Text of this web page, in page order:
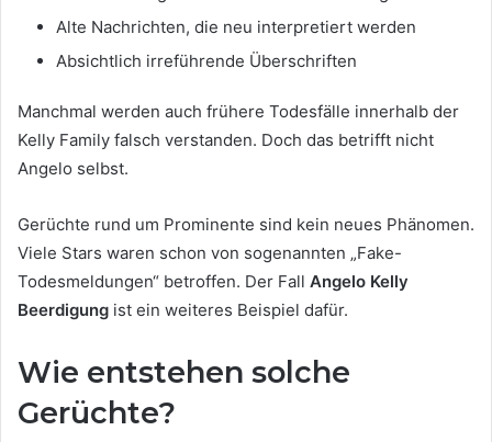
Alte Nachrichten, die neu interpretiert werden
Absichtlich irreführende Überschriften
Manchmal werden auch frühere Todesfälle innerhalb der
Kelly Family falsch verstanden. Doch das betrifft nicht
Angelo selbst.
Gerüchte rund um Prominente sind kein neues Phänomen.
Viele Stars waren schon von sogenannten „Fake-
Todesmeldungen“ betroffen. Der Fall Angelo Kelly
Beerdigung ist ein weiteres Beispiel dafür.
Wie entstehen solche
Gerüchte?